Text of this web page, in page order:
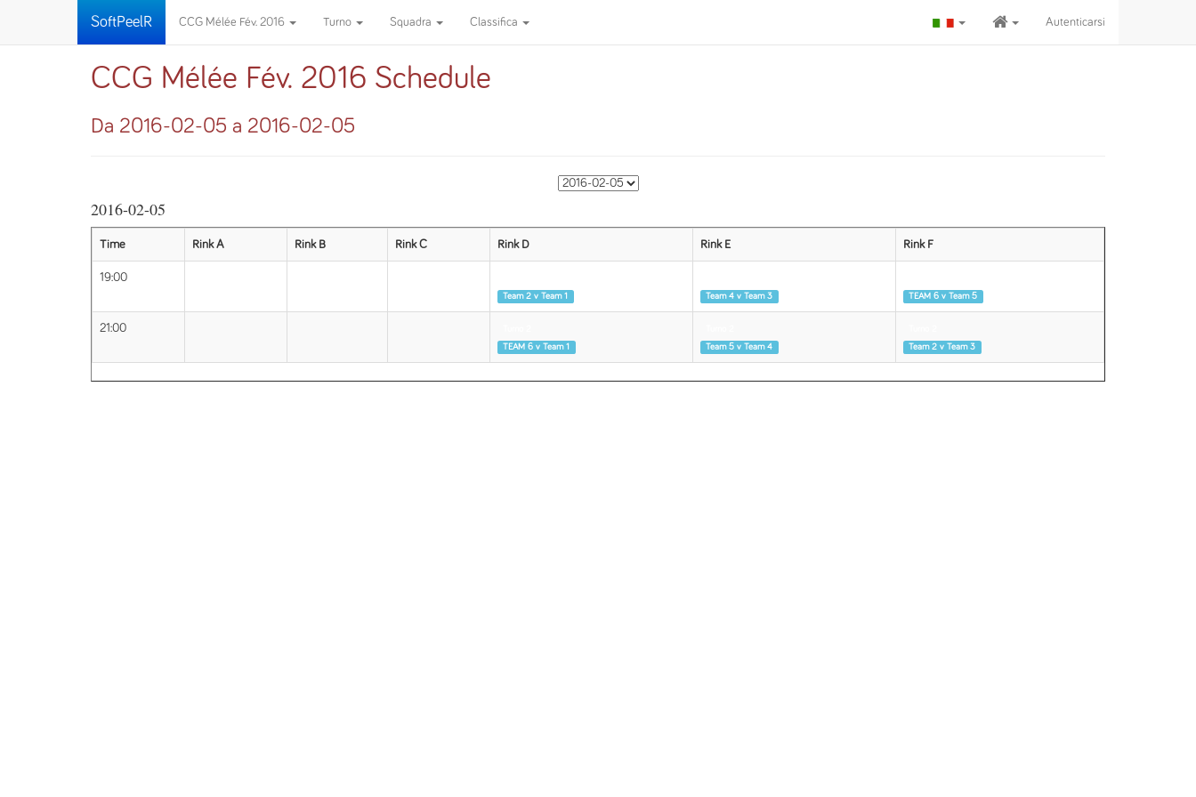
SoftPeelR CCG Mélée Fév. 2016 Turno Squadra Classifica Autenticarsi
CCG Mélée Fév. 2016 Schedule
Da 2016-02-05 a 2016-02-05
2016-02-05
Time Rink A Rink B Rink C Rink D Rink E Rink F
19:00
Team 2 v Team 1
Team 4 v Team 3
TEAM 6 v Team 5
21:00
TEAM 6 v Team 1
Team 5 v Team 4
Team 2 v Team 3